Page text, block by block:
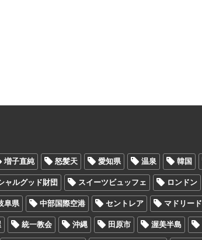
増子直純 怒髪天 愛知県 温泉 韓国
ャルグッド財団 スイーツビュッフェ ロンドン
阜県 中部国際空港 セントレア マドリード
統一教会 沖縄 田原市 渥美半島